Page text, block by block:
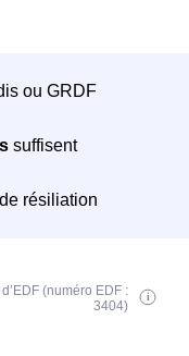
ou GRDF
suffisent
résiliation
(numéro EDF :
3404)